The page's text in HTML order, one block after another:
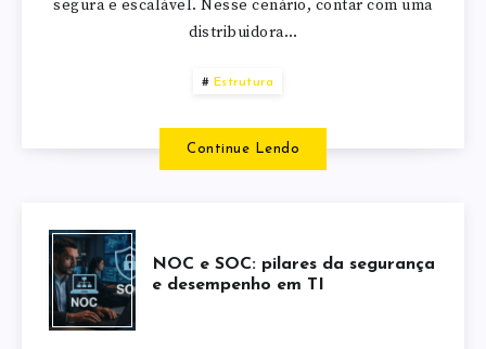
segura e escalável. Nesse cenário, contar com uma
distribuidora…
Estrutura
Continue Lendo
NOC e SOC: pilares da segurança
e desempenho em TI